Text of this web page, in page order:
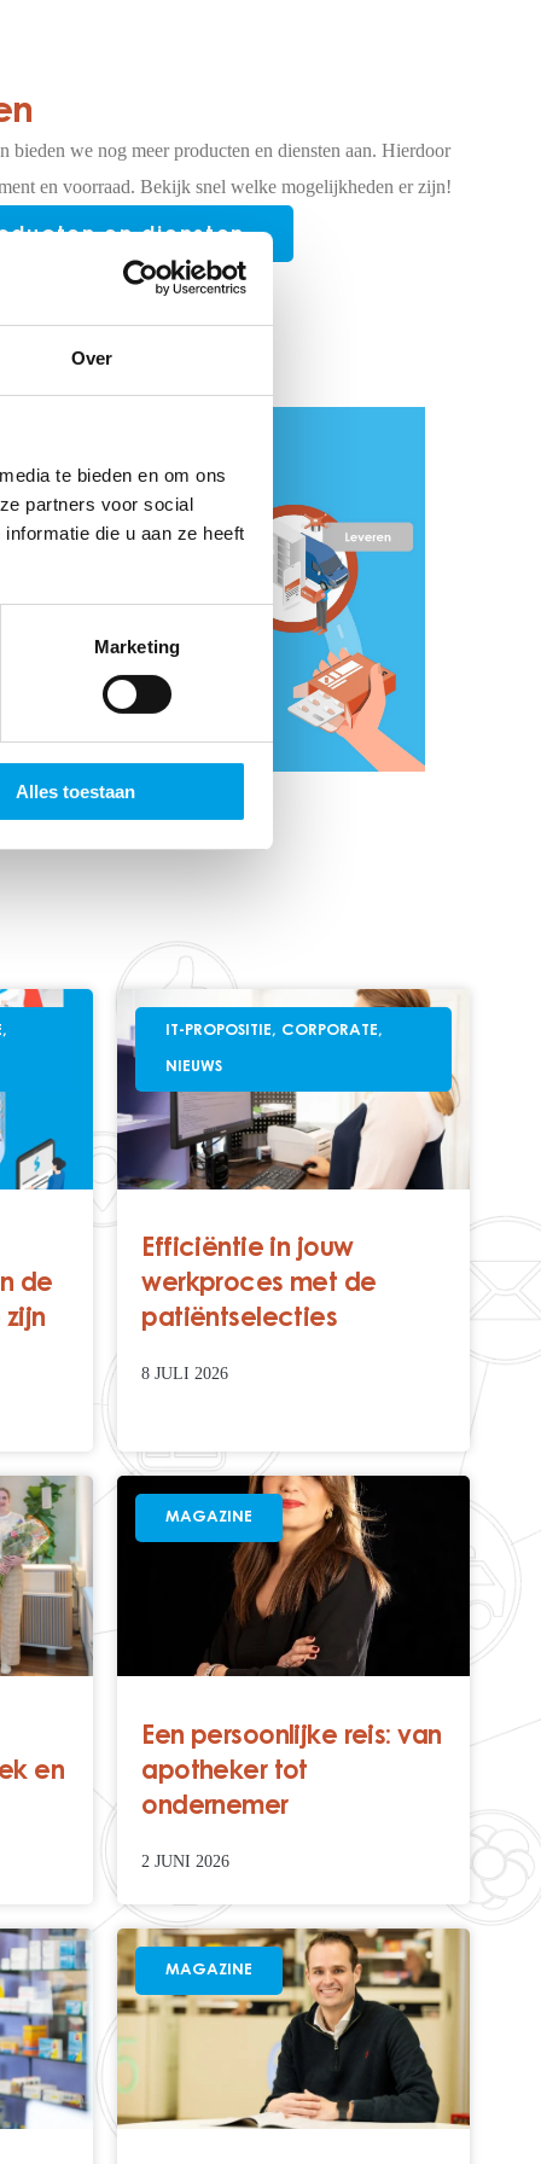
Over
te bieden en om ons
partners voor social
die u aan ze heeft
Marketing
Alles toestaan
bieden we nog meer producten en diensten aan. Hierdoor
en voorraad. Bekijk snel welke mogelijkheden er zijn!
en diensten
,
de
zijn
IT-PROPOSITIE, CORPORATE,
NIEUWS
Efficiëntie in jouw
werkproces met de
patiëntselecties
8 JULI 2026
en
MAGAZINE
Een persoonlijke reis: van
apotheker tot
ondernemer
2 JUNI 2026
MAGAZINE